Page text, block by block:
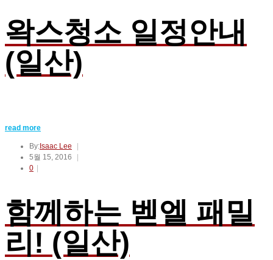
왁스청소 일정안내
(일산)
read more
By:Isaac Lee
5월 15, 2016
0
함께하는 벧엘 패밀
리! (일산)